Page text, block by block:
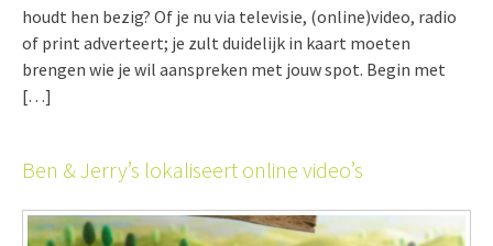
houdt hen bezig? Of je nu via televisie, (online)video, radio
of print adverteert; je zult duidelijk in kaart moeten
brengen wie je wil aanspreken met jouw spot. Begin met
[…]
Ben & Jerry’s lokaliseert online video’s